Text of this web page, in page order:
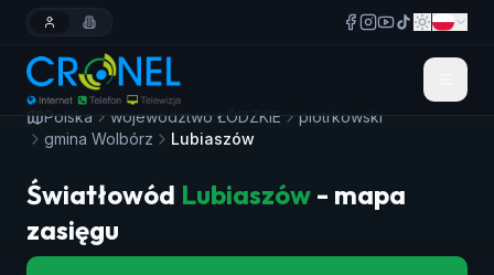
Polska województwo ŁÓDZKIE
piotrkowski
gmina Wolbórz
Lubiaszów
Światłowód Lubiaszów - mapa
zasięgu